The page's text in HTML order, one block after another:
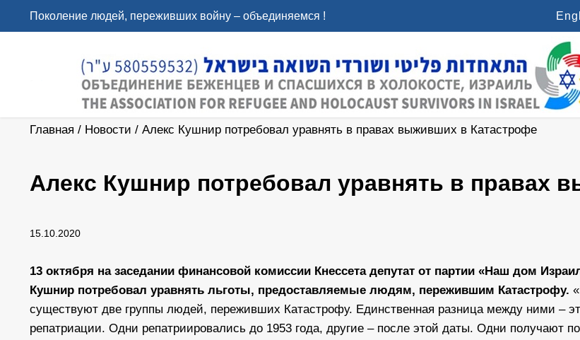
Поколение людей, переживших войну – объединяемся !
Главная / Новости / Алекс Кушнир потребовал уравнять в правах выживших в Катастрофе
Алекс Кушнир потребовал уравнять в правах
15.10.2020
13 октября на заседании финансовой комиссии Кнессета депутат от партии «Наш дом
Кушнир потребовал уравнять льготы, предоставляемые людям, пережившим Катастрофу.
существуют две группы людей, переживших Катастрофу. Единственная разница между ними –
репатриации. Одни репатриировались до 1953 года, другие – после этой даты. Одни получают